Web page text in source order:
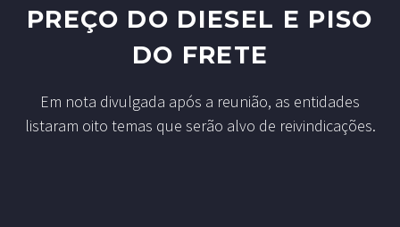
NOTÍCIAS
PREÇO DO DIESEL E PISO
DO FRETE
Em nota divulgada após a reunião, as entidades
listaram oito temas que serão alvo de reivindicações.